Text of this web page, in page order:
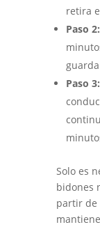
retira
Paso 2:
Paso 3:
Solo es
bidones
partir de